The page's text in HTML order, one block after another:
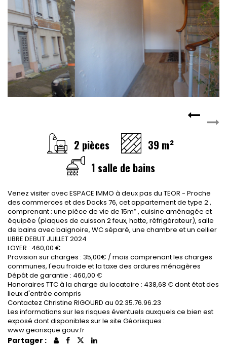
Partenaires
Le palmarès de l'entreprise
2 pièces
39 m²
1 salle de bains
Venez visiter avec ESPACE IMMO à deux pas du TEOR - Proche
des commerces et des Docks 76, cet appartement de type 2 ,
comprenant : une pièce de vie de 15m² , cuisine aménagée et
équipée (plaques de cuisson 2 feux, hotte, réfrigérateur), salle
de bains avec baignoire, WC séparé, une chambre et un cellier
LIBRE DEBUT JUILLET 2024
LOYER : 460,00 €
Provision sur charges : 35,00€ / mois comprenant les charges
communes, l'eau froide et la taxe des ordures ménagères
Dépôt de garantie : 460,00 €
Honoraires TTC à la charge du locataire : 438,68 € dont état des
lieux d'entrée compris
Contactez Christine RIGOURD au 02.35.76.96.23
Les informations sur les risques éventuels auxquels ce bien est
exposé dont disponibles sur le site Géorisques :
www.georisque.gouv.fr
Partager :